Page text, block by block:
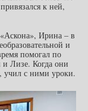
к ней,
Ирина – в
и
помогал по
Лизе. Когда они
учил с ними уроки.